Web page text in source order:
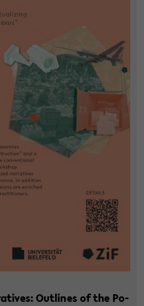
Out­lines of the Po­